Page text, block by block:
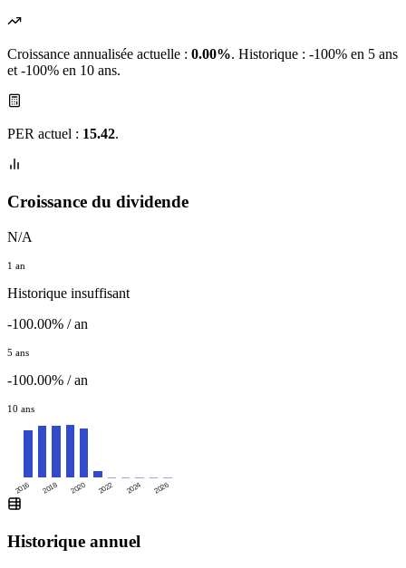
Croissance annualisée actuelle : 0.00%. Historique : -100% en 5 ans
et -100% en 10 ans.
PER actuel : 15.42.
Croissance du dividende
N/A
1 an
Historique insuffisant
-100.00% / an
5 ans
-100.00% / an
10 ans
2016 2018 2020 2022 2024 2026
Historique annuel